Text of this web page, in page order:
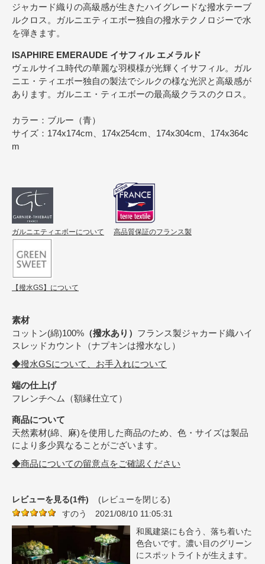
ジャカード織りの高級感が生きたハイグレードな撥水テーブ
ルクロス。ガルニエティエボー独自の撥水テクノロジーで水
を弾きます。
ISAPHIRE EMERAUDE イサフィル エメラルド
ヴェルサイユ時代の華麗な羽模様が光輝くイサフィル。ガル
ニエ・ティエボー独自の製法でシルクの様な光沢と高級感が
あります。ガルニエ・ティエボーの最高級クラスのクロス。
カラー：ブルー（青）
サイズ：174x174cm、174x254cm、174x304cm、174x364c
m
ガルニエティエボーについて 高品質保証のフランス製
【撥水GS】について
素材
コットン(綿)100% （撥水あり） フランス製ジャカード織ハイ
スレッドカウント（ナプキンは撥水なし）
◆撥水GSについて、お手入れについて
端の仕上げ
フレンチヘム（額縁仕立て）
商品について
天然素材(綿、麻)を使用した商品のため、色・サイズは製品
により多少異なることがございます。
◆商品についての留意点をご確認ください
レビューを見る(1件) (レビューを閉じる)
すのう
2021/08/10 11:05:31
和風建築にも合う、落ち着いた
色合いです。濃い目のグリーン
にスポットライトが生えます。